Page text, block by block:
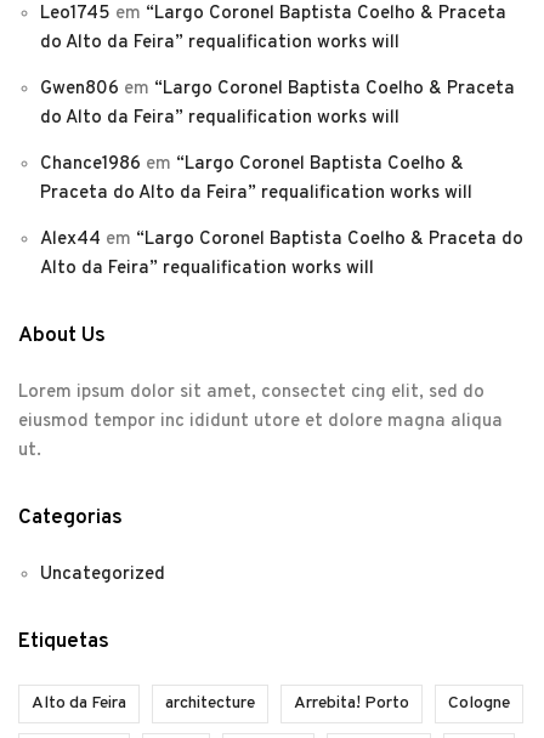
Leo1745 em “Largo Coronel Baptista Coelho & Praceta
do Alto da Feira” requalification works will
Gwen806 em “Largo Coronel Baptista Coelho & Praceta
do Alto da Feira” requalification works will
Chance1986 em “Largo Coronel Baptista Coelho &
Praceta do Alto da Feira” requalification works will
Alex44 em “Largo Coronel Baptista Coelho & Praceta do
Alto da Feira” requalification works will
About Us
Lorem ipsum dolor sit amet, consectet cing elit, sed do
eiusmod tempor inc ididunt utore et dolore magna aliqua
ut.
Categorias
Uncategorized
Etiquetas
Alto da Feira architecture Arrebita! Porto Cologne